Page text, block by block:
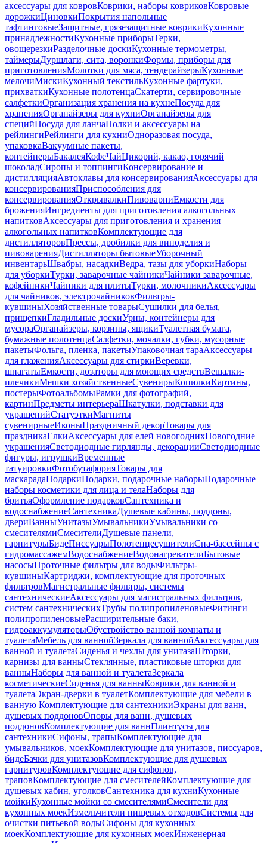
аксессуары для ковровКоврики, наборы ковриковКовровые
дорожкиЦиновкиПокрытия напольные
тафтинговыеЗащитные, грязезащитные коврикиКухонные
принадлежностиКухонные приборыТерки,
овощерезкиРазделочные доскиКухонные термометры,
таймерыДуршлаги, сита, воронкиФормы, приборы для
приготовленияМолотки для мяса, тендерайзерыКухонные
мелочиМискиКухонный текстильКухонные фартуки,
прихваткиКухонные полотенцаСкатерти, сервировочные
салфеткиОрганизация хранения на кухнеПосуда для
храненияОрганайзеры для кухниОрганайзеры для
специйПосуда для ланчаПолки и аксессуары на
рейлингиРейлинги для кухниОдноразовая посуда,
упаковкаВакуумные пакеты,
контейнерыБакалеяКофеЧайЦикорий, какао, горячий
шоколадСиропы и топпингиКонсервирование и
дистилляцияАвтоклавы для консервированияАксессуары для
консервированияПриспособления для
консервированияОткрывалкиПивоварниЕмкости для
броженияИнгредиенты для приготовления алкогольных
напитковАксессуары для приготовления и хранения
алкогольных напитковКомплектующие для
дистилляторовПрессы, дробилки для виноделия и
пивоваренияДистилляторы бытовыеУборочный
инвентарьШвабры, насадкиВедра, тазы для уборкиНаборы
для уборкиТурки, заварочные чайникиЧайники заварочные,
кофейникиЧайники для плитыТурки, молочникиАксессуары
для чайников, электрочайниковФильтры-
кувшиныХозяйственные товарыСушилки для белья,
прищепкиГладильные доскиУрны, контейнеры для
мусораОрганайзеры, корзины, ящикиТуалетная бумага,
бумажные полотенцаСалфетки, мочалки, губки, мусорные
пакетыФольга, пленка, пакетыУпаковочная тараАксессуары
для глаженияАксессуары для стиркиВеревки,
шпагатыЕмкости, дозаторы для моющих средствВешалки-
плечикиМешки хозяйственныеСувенирыКопилкиКартины,
постерыФотоальбомыРамки для фотографий,
картинПредметы интерьераШкатулки, подставки для
украшенийСтатуэткиМагниты
сувенирныеИконыПраздничный декорТовары для
праздникаЕлкиАксессуары для елей новогоднихНовогодние
украшенияСветодиодные гирлянды, декорацииСветодиодные
фигуры, игрушкиВременные
татуировкиФотобутафорияТовары для
маскарадаПодаркиПодарки, подарочные наборыПодарочные
наборы косметики для лица и телаНаборы для
бритьяОформление подарковСантехника и
водоснабжениеСантехникаДушевые кабины, поддоны,
двериВанныУнитазыУмывальникиУмывальники со
смесителямиСмесителиДушевые панели,
гарнитурыБидеПиссуарыПолотенцесушителиСпа-бассейны с
гидромассажемВодоснабжениеВодонагревателиБытовые
насосыПроточные фильтры для водыФильтры-
кувшиныКартриджи, комплектующие для проточных
фильтровМагистральные фильтры, системы
сантехническиеАксессуары для магистральных фильтров,
систем сантехническихТрубы полипропиленовыеФитинги
полипропиленовыеРасширительные баки,
гидроаккумуляторыОбустройство ванной комнаты и
туалетаМебель для ваннойЗеркала для ваннойАксессуары для
ванной и туалетаСиденья и чехлы для унитазаШторки,
карнизы для ванныСтеклянные, пластиковые шторки для
ванныНаборы для ванной и туалетаЗеркала
косметическиеСиденья для ванныКоврики для ванной и
туалетаЭкран-дверки в туалетКомплектующие для мебели в
ванную Комплектующие для сантехникиЭкраны для ванн,
душевых поддоновОпоры для ванн, душевых
поддоновКомплектующие для ваннПлинтусы для
сантехникиСифоны, трапыКомплектующие для
умывальников, моекКомплектующие для унитазов, писсуаров,
бидеБачки для унитазовКомплектующие для душевых
гарнитуровКомплектующие для сифонов,
траповКомплектующие для смесителейКомплектующие для
душевых кабин, уголковСантехника для кухниКухонные
мойкиКухонные мойки со смесителямиСмесители для
кухонных моекИзмельчители пищевых отходовСистемы для
очистки питьевой водыСифоны для кухонных
моекКомплектующие для кухонных моекИнженерная